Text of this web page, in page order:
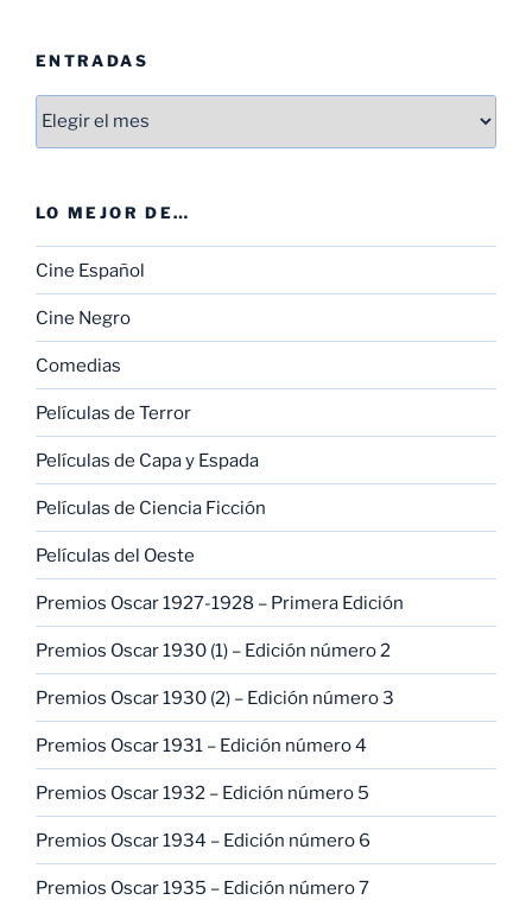
ENTRADAS
Entradas
LO MEJOR DE…
Cine Español
Cine Negro
Comedias
Películas de Terror
Películas de Capa y Espada
Películas de Ciencia Ficción
Películas del Oeste
Premios Oscar 1927-1928 – Primera Edición
Premios Oscar 1930 (1) – Edición número 2
Premios Oscar 1930 (2) – Edición número 3
Premios Oscar 1931 – Edición número 4
Premios Oscar 1932 – Edición número 5
Premios Oscar 1934 – Edición número 6
Premios Oscar 1935 – Edición número 7